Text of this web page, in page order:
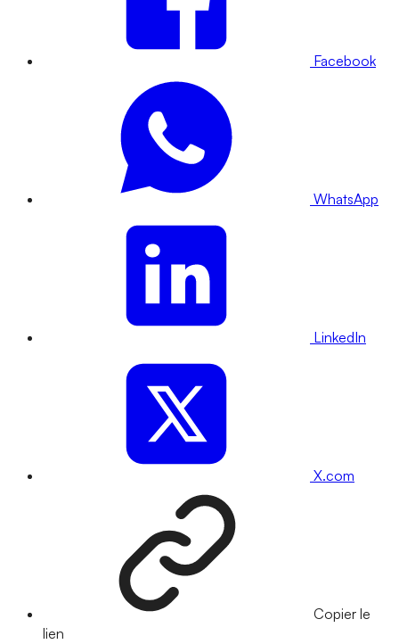
Facebook
WhatsApp
LinkedIn
X.com
Copier le
lien